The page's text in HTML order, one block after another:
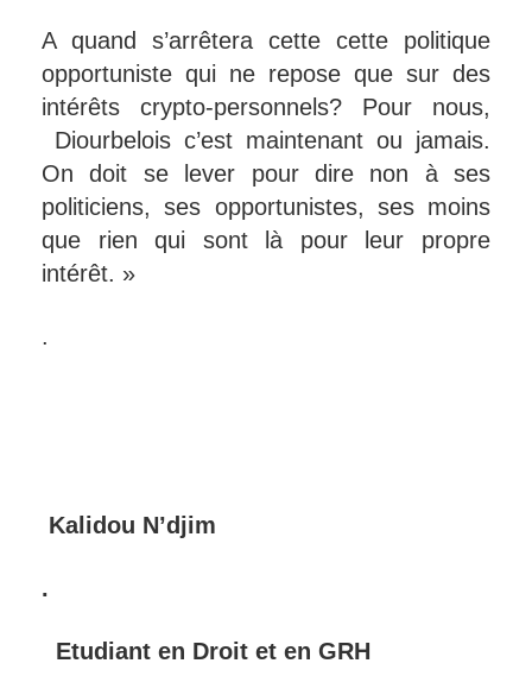
A quand s’arrêtera cette cette politique
opportuniste qui ne repose que sur des
intérêts crypto-personnels? Pour nous,
Diourbelois c’est maintenant ou jamais.
On doit se lever pour dire non à ses
politiciens, ses opportunistes, ses moins
que rien qui sont là pour leur propre
intérêt. »
.
Kalidou N’djim
.
Etudiant en Droit et en GRH